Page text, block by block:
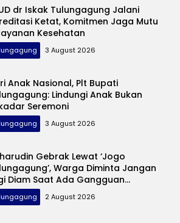
dr Iskak Tulungagung Jalani
Ketat, Komitmen Jaga Mutu
Kesehatan
3 August 2026
Anak Nasional, Plt Bupati
Lindungi Anak Bukan
Seremoni
3 August 2026
Gebrak Lewat ‘Jogo
Warga Diminta Jangan
Diam Saat Ada Gangguan
2 August 2026